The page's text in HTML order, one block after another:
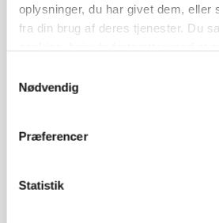
oplysninger, du har givet dem, eller
fra din brug af deres tjenester. Du
Nødvendig
Præferencer
Statistik
Lave grisepriser og nye regler
forsigtighed
Ny griseprognose kan give
budgettjek